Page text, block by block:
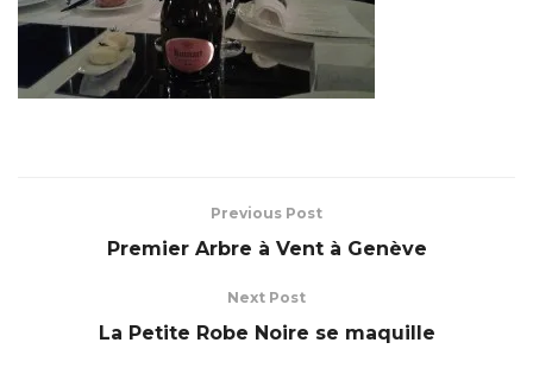
Previous Post
Premier Arbre à Vent à Genève
Next Post
La Petite Robe Noire se maquille